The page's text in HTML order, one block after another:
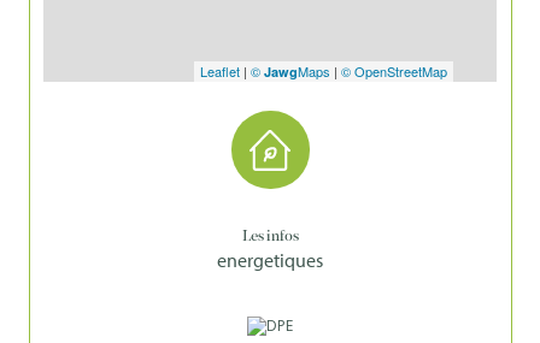
Les infos
energetiques
Leaflet | © JawgMaps | © OpenStreetMap